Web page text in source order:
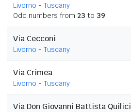
Livorno - Tuscany
Odd numbers from 23 to 39
Via Cecconi
Livorno - Tuscany
Via Crimea
Livorno - Tuscany
Via Don Giovanni Battista Quilici